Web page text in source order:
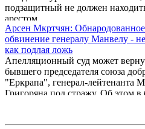
подзащитный не должен
арестом.
Арсен Мкртчян: Обнародованное
обвинение генералу Манвелу -
как подлая ложь
Апелляционный суд может
бывшего председателя союза
"Еркрапа", генерал-лейтенанта
Григоряна под стражу. Об этом в